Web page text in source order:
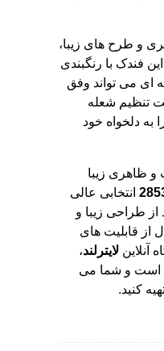
و طرح های زیبا،
فندک با رنگبندی
ای می تواند وفق
تنظیم شعله
دلخواه خود
و ظاهری زیبا
انتخابی عالی
از طراحی زیبا و
از قابلیت های
آنلاین لایترلند،
است و شما می
کنید.